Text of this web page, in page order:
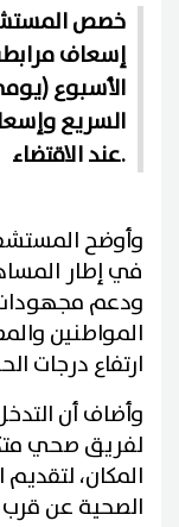
خصص
إسعاف
الأسبوع
السريع
عند الاقتضاء.
وأوضح
في إطار
ودعم مجهودات
المواطنين
ارتفاع درجات
وأضاف أن
لفريق صحي
المكان، لتقديم
الصحية عن